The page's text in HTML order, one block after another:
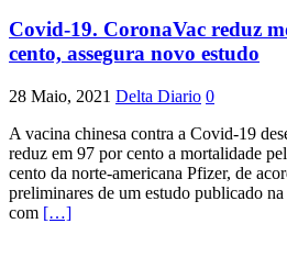
Covid-19. CoronaVac reduz
cento, assegura novo estudo
28 Maio, 2021 Delta Diario 0
A vacina chinesa contra a Covid-19
reduz em 97 por cento a mortalidade
cento da norte-americana Pfizer, de
preliminares de um estudo publicado
com […]